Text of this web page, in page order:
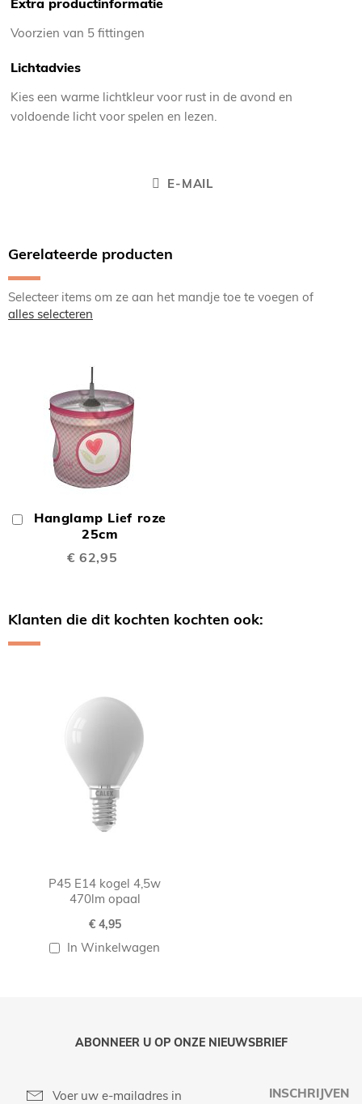
Voorzien van 5 fittingen
Lichtadvies
Kies een warme lichtkleur voor rust in de avond en
voldoende licht voor spelen en lezen.
E-MAIL
Gerelateerde producten
Selecteer items om ze aan het mandje toe te voegen of
alles selecteren
Hanglamp Lief roze
25cm
€ 62,95
In
Winkelwagen
Klanten die dit kochten kochten ook:
P45 E14 kogel 4,5w
470lm opaal
€ 4,95
In Winkelwagen
ABONNEER U OP ONZE NIEUWSBRIEF
INSCHRIJVEN